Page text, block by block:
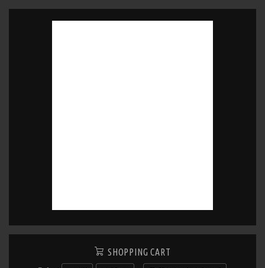
SHOPPING CART